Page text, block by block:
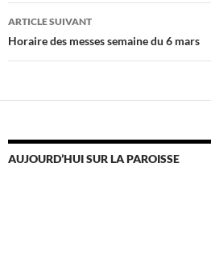
articles
ARTICLE SUIVANT
Horaire des messes semaine du 6 mars
AUJOURD’HUI SUR LA PAROISSE